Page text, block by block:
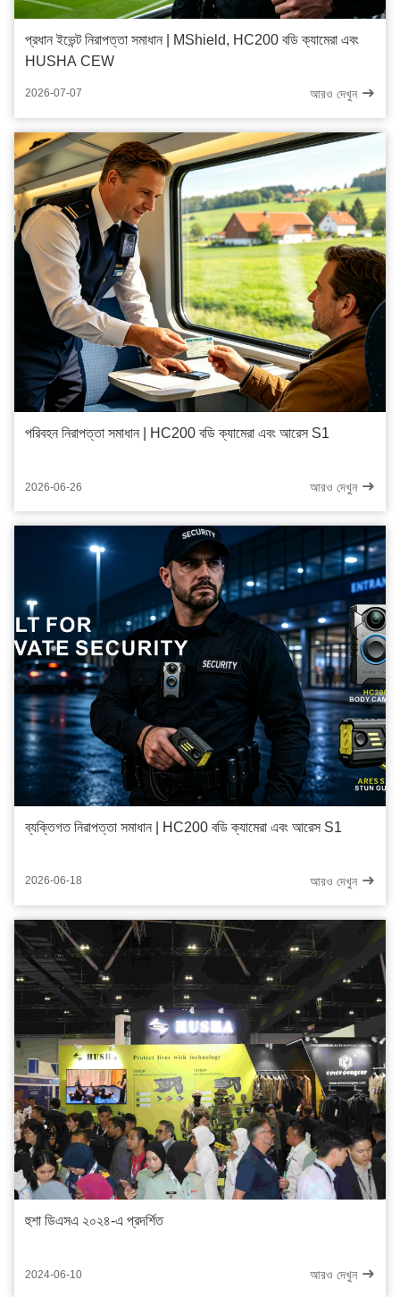
প্রধান ইভেন্ট নিরাপত্তা সমাধান | MShield, HC200 বডি ক্যামেরা এবং
HUSHA CEW
2026-07-07 আরও দেখুন
পরিবহন নিরাপত্তা সমাধান | HC200 বডি ক্যামেরা এবং আরেস S1
2026-06-26 আরও দেখুন
ব্যক্তিগত নিরাপত্তা সমাধান | HC200 বডি ক্যামেরা এবং আরেস S1
2026-06-18 আরও দেখুন
হুশা ডিএসএ ২০২৪-এ প্রদর্শিত
2024-06-10 আরও দেখুন